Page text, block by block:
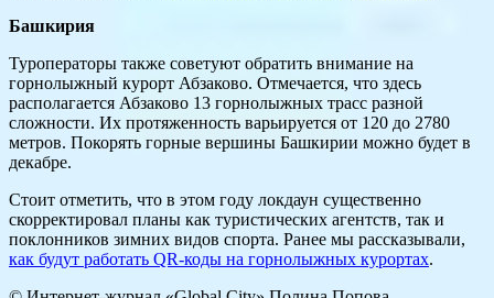
Башкирия
Туроператоры также советуют обратить внимание на
горнолыжный курорт Абзаково. Отмечается, что здесь
располагается Абзаково 13 горнолыжных трасс разной
сложности. Их протяженность варьируется от 120 до 2780
метров. Покорять горные вершины Башкирии можно будет в
декабре.
Стоит отметить, что в этом году локдаун существенно
скорректировал планы как туристических агентств, так и
поклонников зимних видов спорта. Ранее мы рассказывали,
как будут работать QR-коды на горнолыжных курортах.